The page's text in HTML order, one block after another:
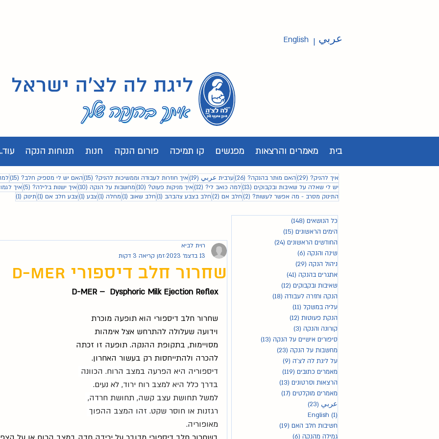
English عربي |
ליגת לה לצ'ה ישראל
בית מאמרים והרצאות מפגשים קו תמיכה פורום הנקה חנות תנוחות הנקה
איך להניק? (29) 29 פוסטים
האם מותר בהנקה? (26) 26 פוסטים
ערבית عربي (19) 19 פוסטיםאיך חוזרות לעבודה וממשיכות להניק? (15) 15 פוסטיםהאם יש לי מספיק חלב? (15) 15 פוסטים
יש לי שאלה על שאיבות ובקבוקים (13) 13 פוסטיםלמה כואב לי? (12) 12 פוסטיםאיך מניקות פעוט? (10) 10 פוסטיםמחשבות על הנקה (10) 10 פוסטיםאיך ישנות בלילה? (5) 5 פוסטיםאיך
התינוק מסרב - מה אפשר לעשות? (2) 2 פוסטיםחלב אם (2) 2 פוסטיםחלב בצבע צהבהב (1) פוסט 1
חלב שאוב (1) פוסט 1
מחלה (1) פוסט 1
צבע (1) פוסט 1
צבע חלב אם (1) פוסט 1
תינוק (1) פוסט 1
כל הנושאים (148)
הימים הראשונים (15)
החודשים הראשונים (24)
שינה והנקה (6)
ניהול הנקה (29)
אתגרים בהנקה (41)
שאיבות ובקבוקים (12)
הנקה וחזרה לעבודה (18)
עליה במשקל (11)
הנקת פעוטות (12)
קורונה והנקה (3)
סיפורים אישיים על הנקה (13)
מחשבות על הנקה (23)
על ליגת לה לצ'ה (9)
מאמרים כתובים (119)
הרצאות וסרטונים (13)
מאמרים מוקלטים (17)
عربي (23)
English (1)
חשיבות חלב האם (19)
גמילה מהנקה (6)
שחרור חלב דיספורי D-MER
רוית לביא
13 בדצמ׳ 2023
זמן קריאה 3 דקות
D-MER –  Dysphoric Milk Ejection Reflex
שחרור חלב דיספורי הוא תופעה מוכרת
וידועה שעלולה להתרחש אצל אימהות
מסויימות, בתקופת ההנקה. תופעה זו זכתה
להכרה ולהתייחסות רק בעשור האחרון.
דיספוריה היא הפרעה במצב הרוח. הכוונה
בדרך כלל היא למצב רוח ירוד, לא נעים.
למשל תחושת עצב קשה, תחושת חרדה,
רגזנות או חוסר שקט. זהו המצב ההפוך
מאופוריה.